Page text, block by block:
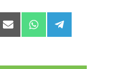
Compartir
en
Compartir
en
Compartir
en